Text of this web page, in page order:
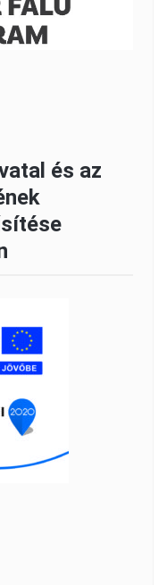
és az